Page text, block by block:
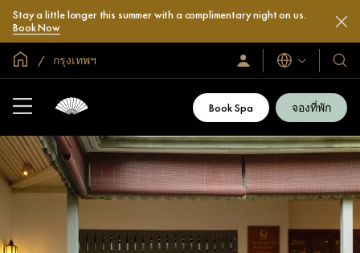
Stay a little longer this summer with a complimentary night on us.
Book Now
หน้าหลักทั่วโลก
กรุงเทพฯ
ลงชื่อ
เข้า
สมัคร
เข้า
เลย
ภาษา
โรง
และ
รีสอ
ของ
Book Spa จองที่พัก